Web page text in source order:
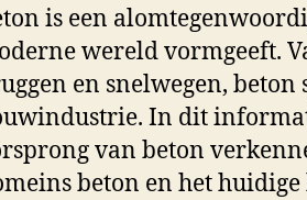
is een
wereld vormgeeft.
en snelwegen,
In dit
van beton
beton en het